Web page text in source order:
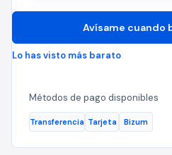
Avísame cuando
Lo has visto más barato
Métodos de pago disponibles
Transferencia Tarjeta Bizum